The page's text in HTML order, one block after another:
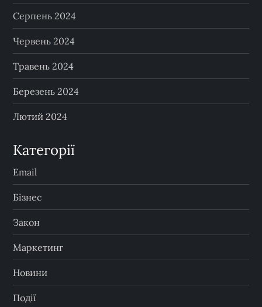
Серпень 2024
Червень 2024
Травень 2024
Березень 2024
Лютий 2024
Категорії
Email
Бізнес
Закон
Маркетинг
Новини
Події